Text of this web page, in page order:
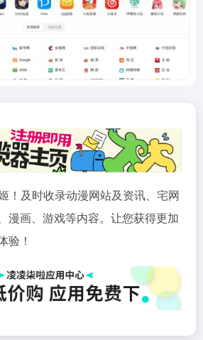
！及时收录动漫网站及资讯、宅网
漫画、游戏等内容。让您获得更加
验！